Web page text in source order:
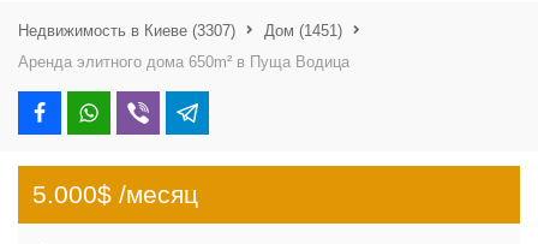
Недвижимость в Киеве (3307) Дом (1451)
Аренда элитного дома 650m² в Пуща Водица
5.000$ /месяц